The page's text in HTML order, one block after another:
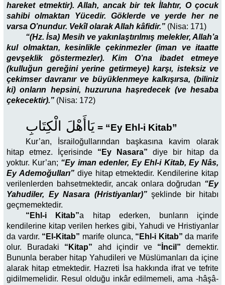
hareket etmektir). Allah, ancak bir tek İlahtır, O çocuk
sahibi olmaktan Yücedir. Göklerde ve yerde her ne
varsa O’nundur. Vekîl olarak Allah kâfidir.” (Nisa: 171)
“(Hz. İsa) Mesih ve yakınlaştırılmış melekler, Allah’a
kul olmaktan, kesinlikle çekinmezler (iman ve itaatte
gevşeklik göstermezler). Kim O’na ibadet etmeye
(kulluğun gereğini yerine getirmeye) karşı, isteksiz ve
çekimser davranır ve büyüklenmeye kalkışırsa, (biliniz
ki) onların hepsini, huzuruna haşredecek (ve hesaba
çekecektir).” (Nisa: 172)
يَاأَهْلَ الْكِتَابِ = “Ey Ehl-i Kitab”
Kur’an, İsrailoğullarından başkasına kavim olarak
hitap etmez. İçerisinde “Ey Nasara” diye bir hitap da
yoktur. Kur’an; “Ey iman edenler, Ey Ehl-i Kitab, Ey Nâs,
Ey Ademoğulları” diye hitap etmektedir. Kendilerine kitap
verilenlerden bahsetmektedir, ancak onlara doğrudan “Ey
Yahudiler, Ey Nasara (Hristiyanlar)”şeklinde bir hitabı
geçmemektedir.
“Ehl-i Kitab”a hitap ederken, bunların içinde
kendilerine kitap verilen herkes gibi, Yahudi ve Hristiyanlar
da vardır. “E l-Kitab” marife olunca, “Ehl-i Kitab” da marife
olur. Buradaki “Kitap” ahd içindir ve “İncil” demektir.
Bununla beraber hitap Yahudileri ve Müslümanları da içine
alarak hitap etmektedir. Hazreti İsa hakkında ifrat ve tefrite
gidilmemelidir. Resul olduğu inkâr edilmemeli, ama -hâşâ-